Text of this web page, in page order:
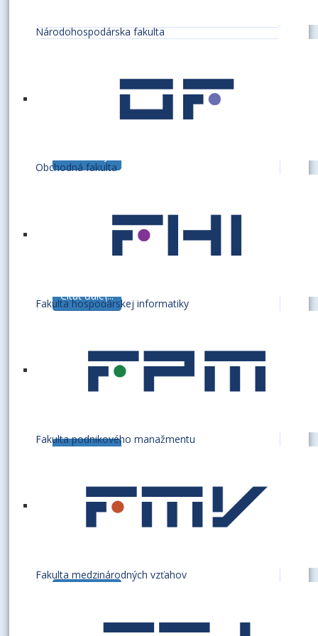
Národohospodárska fakulta
Obchodná fakulta
Fakulta hospodárskej informatiky
Fakulta podnikového manažmentu
Fakulta medzinárodných vzťahov
mzdovej učtárne
Oddelenie ekonomiky práce a mzdovej
učtárne pripravuje návrh rozpisu dotácie z
čerpanie mzdových prostriedkov podľa
programov, podprogramov, kategórií
Oddelenie prevádzky a investícií
Oddelenie prevádzky a investícií zabezpečuje
agendu energetického hospodárstva,
práce), opravu a údržbu technických,
Čítať ďalej...
Referát bezpečnosti a ochrany
zdravia pri práci a požiarnej
ochrany
legislatívy a pokynov a nariadení MŠ SR.
Referát civilnej ochrany
ochrany v zmysle zákona číslo 42/1994 Z. z. o
civilnej ochrane obyvateľstva v znení